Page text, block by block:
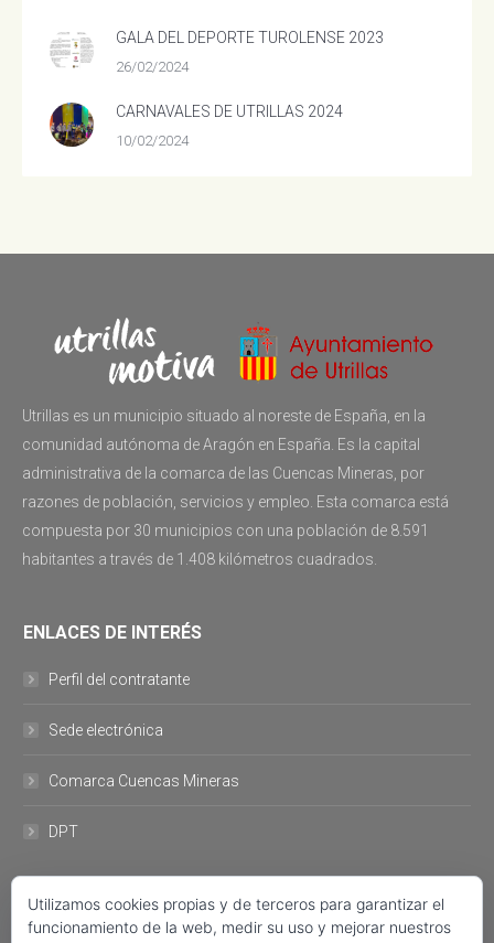
GALA DEL DEPORTE TUROLENSE 2023
26/02/2024
CARNAVALES DE UTRILLAS 2024
10/02/2024
Utrillas es un municipio situado al noreste de España, en la
comunidad autónoma de Aragón en España. Es la capital
administrativa de la comarca de las Cuencas Mineras, por
razones de población, servicios y empleo. Esta comarca está
compuesta por 30 municipios con una población de 8.591
habitantes a través de 1.408 kilómetros cuadrados.
ENLACES DE INTERÉS
Perfil del contratante
Sede electrónica
Comarca Cuencas Mineras
DPT
DATOS DE CONTACTO
Utilizamos cookies propias y de terceros para garantizar el
funcionamiento de la web, medir su uso y mejorar nuestros